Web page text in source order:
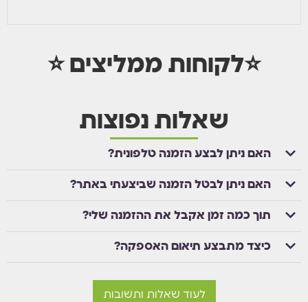
⭐לקוחות ממליצים ⭐
שאלות נפוצות
האם ניתן לבצע הזמנה טלפונית?
האם ניתן לבטל הזמנה שביצעתי באתר?
תוך כמה זמן אקבל את ההזמנה שלי?
כיצד מתבצע תיאום האספקה?
לעוד שאלות ותשובות